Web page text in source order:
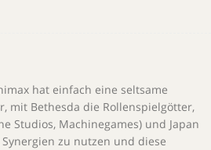
hat einfach eine seltsame
mit Bethesda die Rollenspielgötter,
Studios, Machinegames) und Japan
zu nutzen und diese